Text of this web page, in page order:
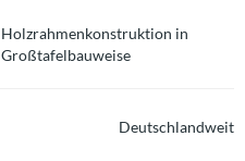
Holzrahmenkonstruktion in
Großtafelbauweise
Deutschlandweit